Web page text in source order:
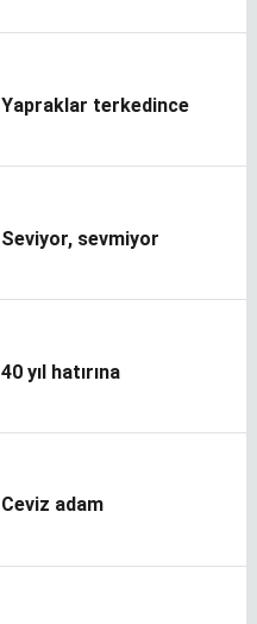
Yapraklar terkedince
Seviyor, sevmiyor
40 yıl hatırına
Ceviz adam